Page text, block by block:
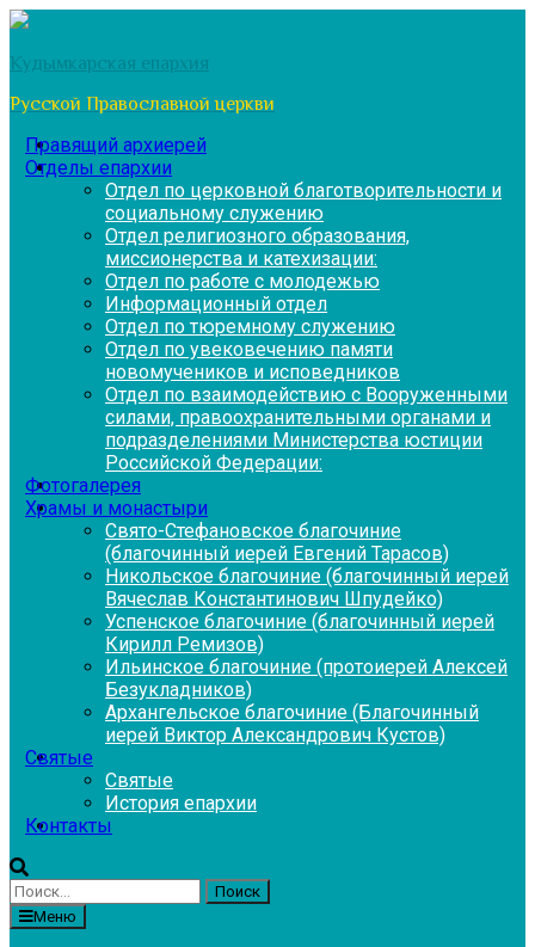
Перейти
содержимому
Кудымкарская епархия
Русской Православной церкви
Правящий архиерей
Отделы епархии
Отдел по церковной благотворительности и
социальному служению
Отдел религиозного образования,
миссионерства и катехизации:
Отдел по работе с молодежью
Информационный отдел
Отдел по тюремному служению
Отдел по увековечению памяти
новомучеников и исповедников
Отдел по взаимодействию с Вооруженными
силами, правоохранительными органами и
подразделениями Министерства юстиции
Российской Федерации:
Фотогалерея
Храмы и монастыри
Свято-Стефановское благочиние
(благочинный иерей Евгений Тарасов)
Никольское благочиние (благочинный иерей
Вячеслав Константинович Шпудейко)
Успенское благочиние (благочинный иерей
Кирилл Ремизов)
Ильинское благочиние (протоиерей Алексей
Безукладников)
Архангельское благочиние (Благочинный
иерей Виктор Александрович Кустов)
Святые
Святые
История епархии
Контакты
Найти:
Меню